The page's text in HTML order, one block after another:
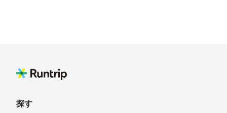
探す